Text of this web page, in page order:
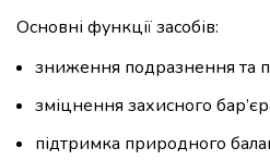
Основні функції засобів:
зниження подразнення та
зміцнення захисного
підтримка природного